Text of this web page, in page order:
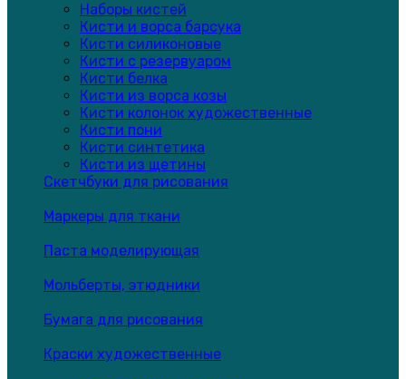
Наборы кистей
Кисти и ворса барсука
Кисти силиконовые
Кисти с резервуаром
Кисти белка
Кисти из ворса козы
Кисти колонок художественные
Кисти пони
Кисти синтетика
Кисти из щетины
Скетчбуки для рисования
Маркеры для ткани
Паста моделирующая
Мольберты, этюдники
Бумага для рисования
Краски художественные